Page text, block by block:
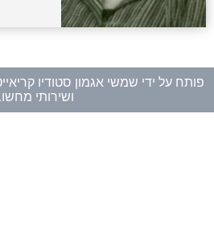
פותח על ידי שמשי אגמון סטודיו
ושירותי